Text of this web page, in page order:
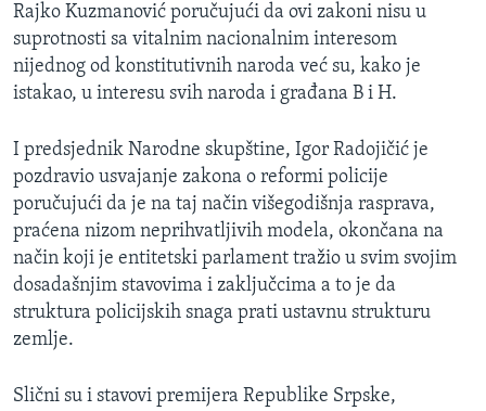
Jezici
Rajko Kuzmanović poručujući da ovi zakoni nisu u
suprotnosti sa vitalnim nacionalnim interesom
nijednog od konstitutivnih naroda već su, kako je
istakao, u interesu svih naroda i građana B i H.
I predsjednik Narodne skupštine, Igor Radojičić je
pozdravio usvajanje zakona o reformi policije
poručujući da je na taj način višegodišnja rasprava,
praćena nizom neprihvatljivih modela, okončana na
način koji je entitetski parlament tražio u svim svojim
dosadašnjim stavovima i zaključcima a to je da
struktura policijskih snaga prati ustavnu strukturu
zemlje.
Slični su i stavovi premijera Republike Srpske,